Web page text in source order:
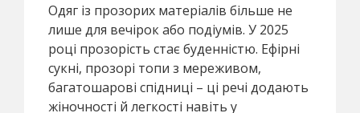
Одяг із прозорих матеріалів більше не
лише для вечірок або подіумів. У 2025
році прозорість стає буденністю. Ефірні
сукні, прозорі топи з мереживом,
багатошарові спідниці – ці речі додають
жіночності й легкості навіть у